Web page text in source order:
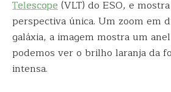
Telescope(VLT) do ESO, e
perspectiva única. Um zoom em
galáxia, a imagem mostra um
podemos ver o brilho laranja da
intensa.